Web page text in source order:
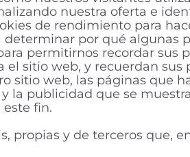
nuestra oferta e
de rendimiento para
por qué algunas
permitirnos recordar sus
sitio web, y recuerdan sus
sitio web, las páginas que
publicidad que se
fin.
propias y de terceros que,